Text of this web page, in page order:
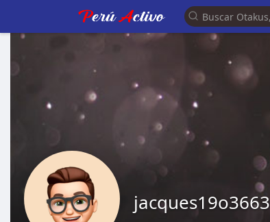
jacques19o3663